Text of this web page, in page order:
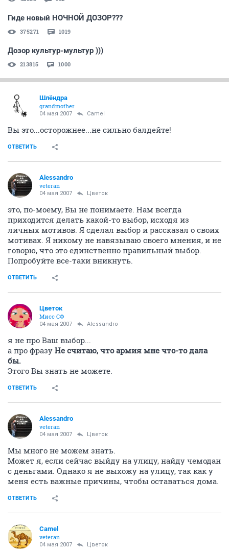
Гиде новый НОЧНОЙ ДОЗОР???
375271 1019
Дозор культур-мультур )))
213815 1000
Шлёндра
grandmother
04 мая 2007 Camel
Вы это...осторожнее...не сильно балдейте!
ОТВЕТИТЬ
Alessandro
veteran
04 мая 2007 Цветок
это, по-моему, Вы не понимаете. Нам всегда
приходится делать какой-то выбор, исходя из
личных мотивов. Я сделал выбор и рассказал о своих
мотивах. Я никому не навязываю своего мнения, и не
говорю, что это единственно правильный выбор.
Попробуйте все-таки вникнуть.
ОТВЕТИТЬ
Цветок
Мисс СФ
04 мая 2007 Alessandro
я не про Ваш выбор...
а про фразу Не считаю, что армия мне что-то дала
бы.
Этого Вы знать не можете.
ОТВЕТИТЬ
Alessandro
veteran
04 мая 2007 Цветок
Мы много не можем знать.
Может я, если сейчас выйду на улицу, найду чемодан
с деньгами. Однако я не выхожу на улицу, так как у
меня есть важные причины, чтобы оставаться дома.
ОТВЕТИТЬ
Camel
veteran
04 мая 2007 Цветок